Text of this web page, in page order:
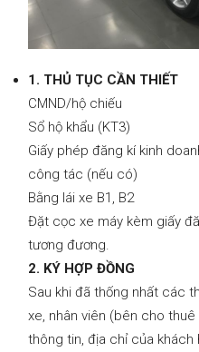
1. THỦ TỤC CẦN THIẾT
CMND/hộ chiếu
Sổ hộ khẩu (KT3)
Giấy phép đăng kí kinh
công tác (nếu có)
Bằng lái xe B1, B2
Đặt cọc xe máy kèm giấy
tương đương.
2. KÝ HỢP ĐỒNG
Sau khi đã thống nhất các
xe, nhân viên (bên cho
thông tin, địa chỉ của khách